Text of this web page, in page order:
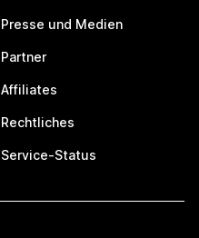
Presse und Medien
Partner
Affiliates
Rechtliches
Service-Status